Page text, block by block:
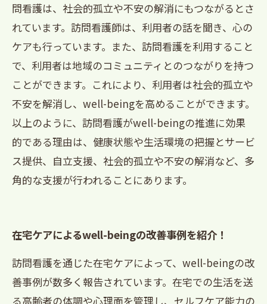
問看護は、社会的孤立や不安の解消にもつながるとさ
れています。訪問看護師は、利用者の話を聞き、心の
ケアも行っています。また、訪問看護を利用すること
で、利用者は地域のコミュニティとのつながりを持つ
ことができます。これにより、利用者は社会的孤立や
不安を解消し、well-beingを高めることができます。
以上のように、訪問看護がwell-beingの推進に効果
的である理由は、健康状態や生活環境の把握とサービ
ス提供、自立支援、社会的孤立や不安の解消など、多
角的な支援が行われることにあります。
在宅ケアによるwell-beingの改善事例を紹介！
訪問看護を通じた在宅ケアによって、well-beingの改
善事例が数多く報告されています。在宅での生活を送
る高齢者の体調や心理面を管理し、セルフケア能力の